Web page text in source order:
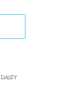
DAISY